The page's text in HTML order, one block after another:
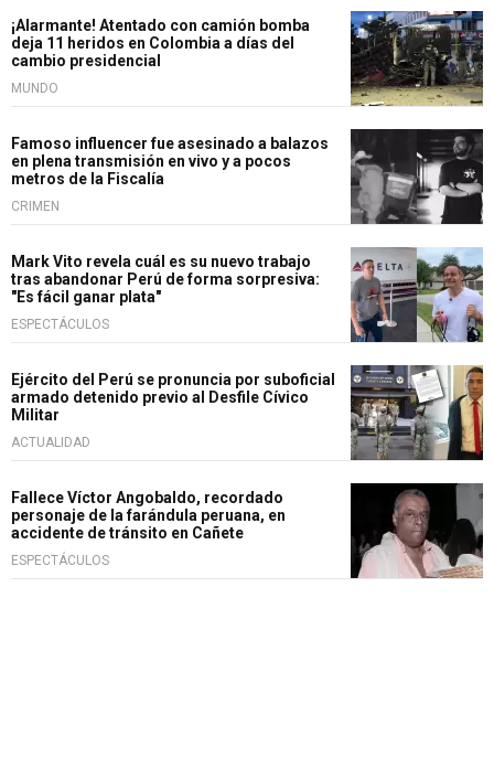
¡Alarmante! Atentado con camión bomba
deja 11 heridos en Colombia a días del
cambio presidencial
MUNDO
Famoso influencer fue asesinado a balazos
en plena transmisión en vivo y a pocos
metros de la Fiscalía
CRIMEN
Mark Vito revela cuál es su nuevo trabajo
tras abandonar Perú de forma sorpresiva:
"Es fácil ganar plata"
ESPECTÁCULOS
Ejército del Perú se pronuncia por suboficial
armado detenido previo al Desfile Cívico
Militar
ACTUALIDAD
Fallece Víctor Angobaldo, recordado
personaje de la farándula peruana, en
accidente de tránsito en Cañete
ESPECTÁCULOS